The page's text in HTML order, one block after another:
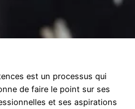
est un processus qui
de faire le point sur ses
et ses aspirations